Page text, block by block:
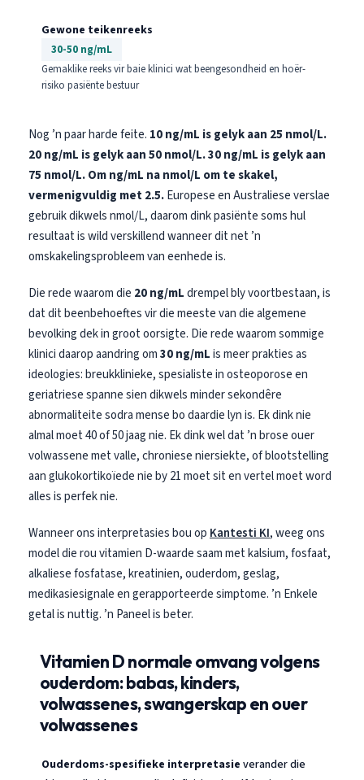
Gewone teikenreeks
30-50 ng/mL
Gemaklike reeks vir baie klinici wat beengesondheid en hoër-
risiko pasiënte bestuur
Nog ’n paar harde feite. 10 ng/mL is gelyk aan 25 nmol/L.
20 ng/mL is gelyk aan 50 nmol/L.30 ng/mL is gelyk aan
75 nmol/L.Om ng/mL na nmol/L om te skakel,
vermenigvuldig met 2.5.Europese en Australiese verslae
gebruik dikwels nmol/L, daarom dink pasiënte soms hul
resultaat is wild verskillend wanneer dit net ’n
omskakelingsprobleem van eenhede is.
Die rede waarom die 20 ng/mLdrempel bly voortbestaan, is
dat dit beenbehoeftes vir die meeste van die algemene
bevolking dek in groot oorsigte. Die rede waarom sommige
klinici daarop aandring om30 ng/mLis meer prakties as
ideologies: breukklinieke, spesialiste in osteoporose en
geriatriese spanne sien dikwels minder sekondêre
abnormaliteite sodra mense bo daardie lyn is. Ek dink nie
almal moet 40 of 50 jaag nie. Ek dink wel dat ’n brose ouer
volwassene met valle, chroniese niersiekte, of blootstelling
aan glukokortikoïede nie by 21 moet sit en vertel moet word
alles is perfek nie.
Wanneer ons interpretasies bou op Kantesti KI, weeg ons
model die rou vitamien D-waarde saam met kalsium, fosfaat,
alkaliese fosfatase, kreatinien, ouderdom, geslag,
medikasiesignale en gerapporteerde simptome. ’n Enkele
getal is nuttig. ’n Paneel is beter.
Vitamien D normale omvang volgens
ouderdom: babas, kinders,
volwassenes, swangerskap en ouer
volwassenes
Ouderdoms-spesifieke interpretasie verander die